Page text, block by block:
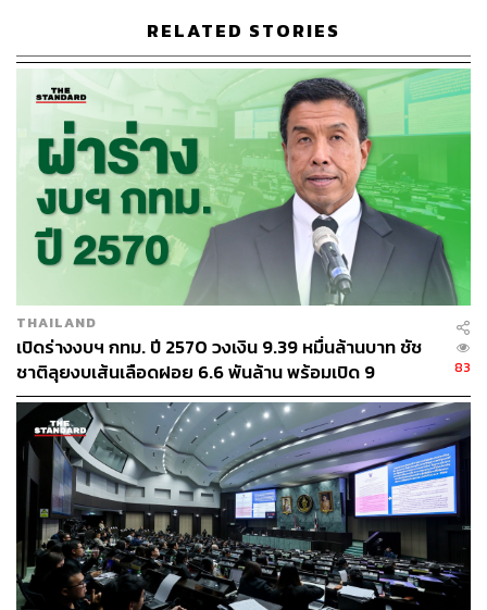
ก็ไม่เห็น แต่ถ้าดูก็จะเห็น แต่งานคมนาคมเราจะไปพูดว่าเป็น
ผลงานเราคนเดียวไม่ได้ เพราะมันเป็นงานที่ต่อเนื่องยาวนาน
ไม่ว่าจะเป็นถนนมอเตอร์เวย์, การเปิดสนามบินดอนเมืองอีก
ครั้ง, การทำถนนสี่เลน, รถไฟทางคู่ และรถไฟฟ้าอีกหลาย
สาย ก็อยู่ในช่วงที่เราผลักดันตอนทำงานทั้งนั้น เชื่อว่าจริงๆ
แล้วผลงานไม่ได้มีน้อย และเราทำงานเต็มที่” ชัชชาติกล่าว
ในช่วงท้าย ชัชชาติเชิญชวนประชาชนชาว กทม. ทุกท่าน
ออกไปใช้สิทธิเลือกตั้งผู้ว่าฯ กทม. ในวันที่ 22 พฤษภาคม
2565 เน้นย้ำว่ามีบัตรสองใบ ใบสีชมพูสำหรับเลือก ส.ก. ใบสี
น้ำตาลสำหรับเลือกผู้ว่าฯ เลือกคนที่ไว้วางใจให้มาร่วมกัน
ช่วยพัฒนากรุงเทพฯ และออกไปใช้สิทธิกันให้มากๆ เพื่อให้
ผลคะแนนสามารถสะท้อนความต้องการของชาว กทม. ได้
อย่างแท้จริง
TAGS: ชัชชาติ สิทธิพันธุ์ การหาเสียง
เลือกตั้งผู้ว่าฯ กทม
ผู้ว่าฯ กทม.
ผู้ว่าราชการกรุงเทพมหานคร
RELATED STORIES
THAILAND
เปิดร่างงบฯ กทม. ปี 2570 วงเงิน 9.39 หมื่นล้านบาท ชัช
ชาติลุยงบเส้นเลือดฝอย 6.6 พันล้าน พร้อมเปิด 9
ยุทธศาสตร์พัฒนาเมือง
83